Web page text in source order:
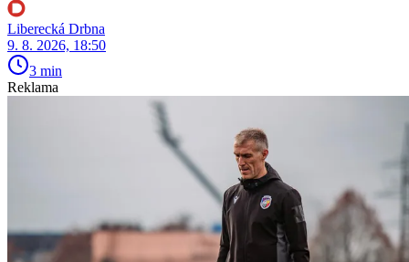
Liberecká Drbna
9. 8. 2026, 18:50
3 min
Reklama